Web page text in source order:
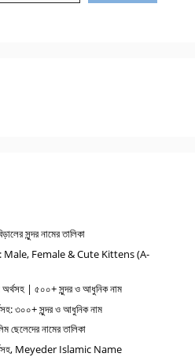
সুন্দর নামের তালিকা
Male, Female & Cute Kittens (A-
অর্থসহ | ৫০০+ সুন্দর ও আধুনিক নাম
৩০০+ সুন্দর ও আধুনিক নাম
ছেলেদের নামের তালিকা
Meyeder Islamic Name